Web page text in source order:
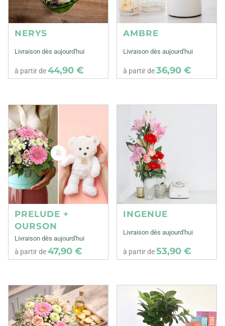
NERYS
Livraison dès aujourd'hui
à partir de44,90 €
AMBRE
Livraison dès aujourd'hui
à partir de36,90 €
PRELUDE +
OURSON
Livraison dès aujourd'hui
à partir de47,90 €
INGENUE
Livraison dès aujourd'hui
à partir de53,90 €